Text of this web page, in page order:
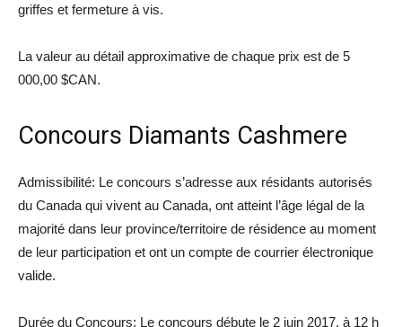
griffes et fermeture à vis.
La valeur au détail approximative de chaque prix est de 5
000,00 $CAN.
Concours Diamants Cashmere
Admissibilité: Le concours s’adresse aux résidants autorisés
du Canada qui vivent au Canada, ont atteint l’âge légal de la
majorité dans leur province/territoire de résidence au moment
de leur participation et ont un compte de courrier électronique
valide.
Durée du Concours: Le concours débute le 2 juin 2017, à 12 h